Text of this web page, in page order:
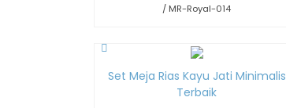
/ MR-Royal-014
Set Meja Rias Kayu Jati Minimalis
Terbaik